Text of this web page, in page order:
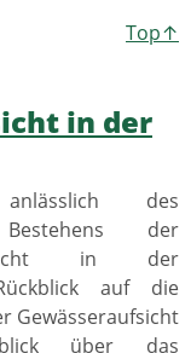
Top↑
in der
des
der
in der
auf die
Gewässeraufsicht
über das